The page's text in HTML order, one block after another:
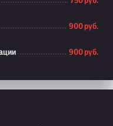
900 руб.
900 руб.